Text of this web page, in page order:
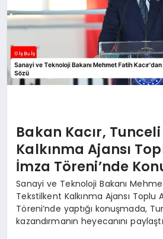
Bakan Kacır,
Kalkınma Ajansı
İmza Töreni’nde
Sanayi ve Teknoloji Bakanı
Tekstilkent Kalkınma Ajansı Toplu
Töreni’nde yaptığı konuşmada,
kazandırmanın heyecanını